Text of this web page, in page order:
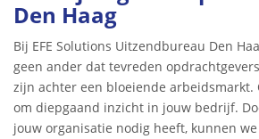
Den Haag
Bij EFE Solutions Uitzendbureau Den
geen ander dat tevreden
zijn achter een bloeiende arbeidsmarkt.
om diepgaand inzicht in jouw bedrijf.
jouw organisatie nodig heeft, kunnen